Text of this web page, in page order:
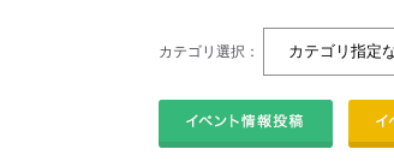
カテゴリ選択：